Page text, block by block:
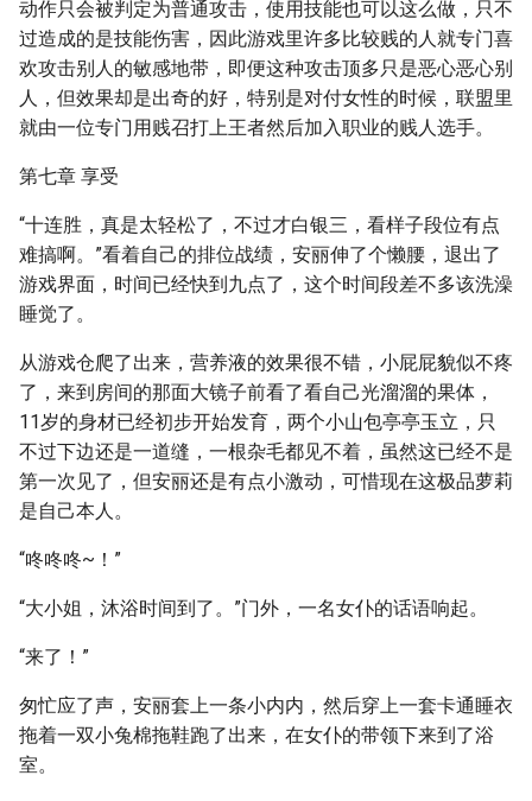
动作只会被判定为普通攻击，使用技能也可以这么做，只不
过造成的是技能伤害，因此游戏里许多比较贱的人就专门喜
欢攻击别人的敏感地带，即便这种攻击顶多只是恶心恶心别
人，但效果却是出奇的好，特别是对付女性的时候，联盟里
就由一位专门用贱召打上王者然后加入职业的贱人选手。
第七章 享受
“十连胜，真是太轻松了，不过才白银三，看样子段位有点
难搞啊。”看着自己的排位战绩，安丽伸了个懒腰，退出了
游戏界面，时间已经快到九点了，这个时间段差不多该洗澡
睡觉了。
从游戏仓爬了出来，营养液的效果很不错，小屁屁貌似不疼
了，来到房间的那面大镜子前看了看自己光溜溜的果体，
11岁的身材已经初步开始发育，两个小山包亭亭玉立，只
不过下边还是一道缝，一根杂毛都见不着，虽然这已经不是
第一次见了，但安丽还是有点小激动，可惜现在这极品萝莉
是自己本人。
“咚咚咚~！”
“大小姐，沐浴时间到了。”门外，一名女仆的话语响起。
“来了！”
匆忙应了声，安丽套上一条小内内，然后穿上一套卡通睡衣
拖着一双小兔棉拖鞋跑了出来，在女仆的带领下来到了浴
室。